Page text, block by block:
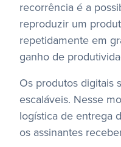
recorrência é a
reproduzir um
repetidamente em
ganho de
Os produtos digitais
escaláveis. Nesse
logística de entrega
os assinantes